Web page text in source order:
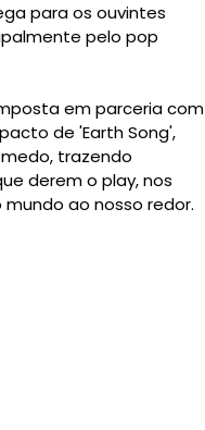
para os ouvintes
pelo pop
em parceria com
de 'Earth Song',
trazendo
derem o play, nos
ao nosso redor.